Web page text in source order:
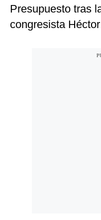
Presupuesto tras
congresista